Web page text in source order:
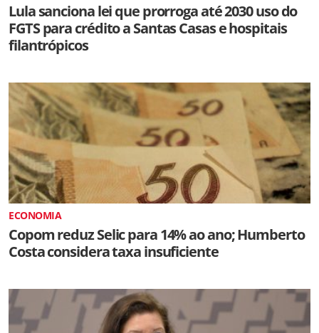
Lula sanciona lei que prorroga até 2030 uso do
FGTS para crédito a Santas Casas e hospitais
filantrópicos
ECONOMIA
Copom reduz Selic para 14% ao ano; Humberto
Costa considera taxa insuficiente